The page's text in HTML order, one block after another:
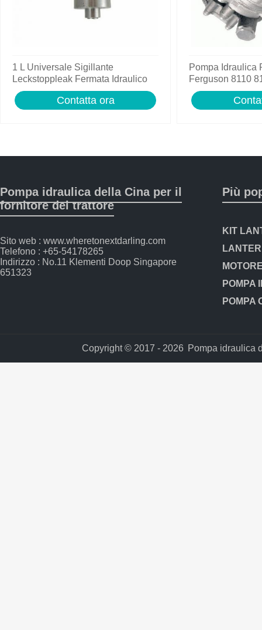
1 L Universale Sigillante
Leckstoppleak Fermata Idraulico
Per Idraulico Sistema
Contatta ora
Pompa Idraulica
Ferguson 8110
8150 8160
Pompa idraulica della Cina per il
fornitore del trattore
Sito web : www.wheretonextdarling.com
Telefono : +65-54178265
Indirizzo : No.11 Klementi Doop Singapore
651323
Più
Copyright © 2017 - 2026 Pompa idraulica